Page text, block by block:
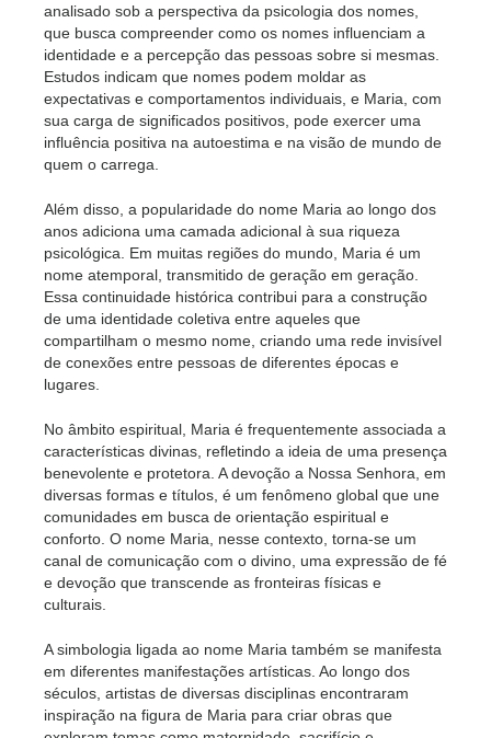
analisado sob a perspectiva da psicologia dos nomes,
que busca compreender como os nomes influenciam a
identidade e a percepção das pessoas sobre si mesmas.
Estudos indicam que nomes podem moldar as
expectativas e comportamentos individuais, e Maria, com
sua carga de significados positivos, pode exercer uma
influência positiva na autoestima e na visão de mundo de
quem o carrega.
Além disso, a popularidade do nome Maria ao longo dos
anos adiciona uma camada adicional à sua riqueza
psicológica. Em muitas regiões do mundo, Maria é um
nome atemporal, transmitido de geração em geração.
Essa continuidade histórica contribui para a construção
de uma identidade coletiva entre aqueles que
compartilham o mesmo nome, criando uma rede invisível
de conexões entre pessoas de diferentes épocas e
lugares.
No âmbito espiritual, Maria é frequentemente associada a
características divinas, refletindo a ideia de uma presença
benevolente e protetora. A devoção a Nossa Senhora, em
diversas formas e títulos, é um fenômeno global que une
comunidades em busca de orientação espiritual e
conforto. O nome Maria, nesse contexto, torna-se um
canal de comunicação com o divino, uma expressão de fé
e devoção que transcende as fronteiras físicas e
culturais.
A simbologia ligada ao nome Maria também se manifesta
em diferentes manifestações artísticas. Ao longo dos
séculos, artistas de diversas disciplinas encontraram
inspiração na figura de Maria para criar obras que